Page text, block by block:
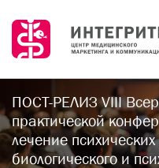
ГЛАВНАЯ
НОВОСТИ
МЕРОПРИЯТИЯ
ПОСТ-РЕЛИЗ VIII
практической
лечение
биологического и